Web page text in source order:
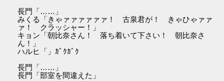
長門「……」
みくる「きゃァァァァァァ！ 古泉君が！ きゃひゃァァ
ァ！ クラッシャー！」
キョン「朝比奈さん！ 落ち着いて下さい！ 朝比奈さ
ん！」
ハルヒ「」ｶﾞｸｶﾞｸ
長門「……」
長門「部室を間違えた」